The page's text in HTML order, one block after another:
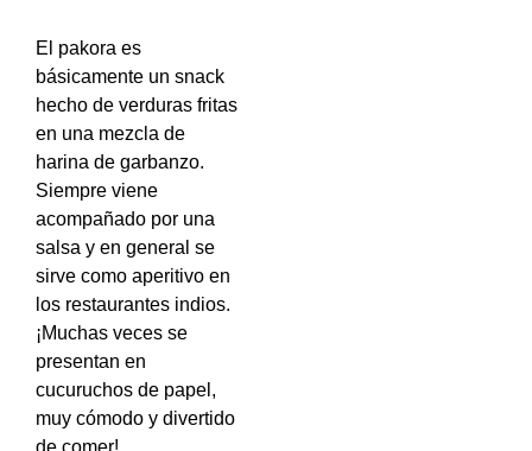
El pakora es
básicamente un snack
hecho de verduras fritas
en una mezcla de
harina de garbanzo.
Siempre viene
acompañado por una
salsa y en general se
sirve como aperitivo en
los restaurantes indios.
¡Muchas veces se
presentan en
cucuruchos de papel,
muy cómodo y divertido